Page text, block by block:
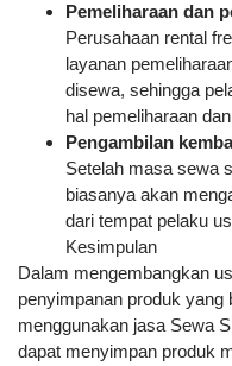
Pemeliharaan dan
Perusahaan rental
layanan
disewa, sehingga
hal pemeliharaan
Pengambilan
Setelah masa sewa
biasanya akan
dari tempat pelaku
Kesimpulan
Dalam mengembangkan
penyimpanan produk yang
menggunakan jasa Sewa
dapat menyimpan produk